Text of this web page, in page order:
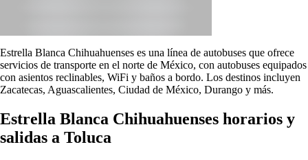
Estrella Blanca Chihuahuenses es una línea de autobuses que ofrece
servicios de transporte en el norte de México, con autobuses equipados
con asientos reclinables, WiFi y baños a bordo. Los destinos incluyen
Zacatecas, Aguascalientes, Ciudad de México, Durango y más.
Estrella Blanca Chihuahuenses horarios y
salidas a Toluca